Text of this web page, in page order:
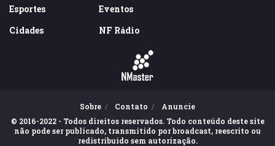
Esportes
Cidades
Eventos
NF Rádio
© 2016-2022 - Todos direitos reservados. Todo conteúdo deste site
não pode ser publicado, transmitido por broadcast, reescrito ou
redistribuído sem autorização.
Sobre Contato Anuncie